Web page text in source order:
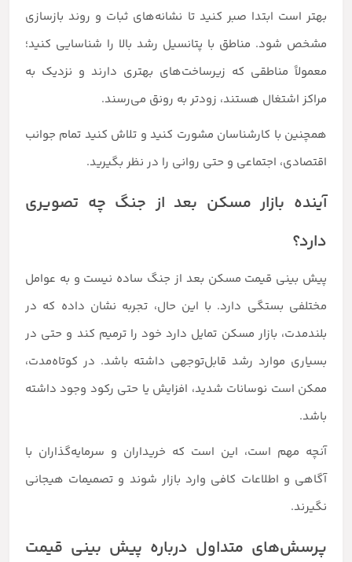
بهتر است ابتدا صبر کنید تا نشانه‌های ثبات و روند بازسازی
مشخص شود. مناطق با پتانسیل رشد بالا را شناسایی کنید؛
معمولاً مناطقی که زیرساخت‌های بهتری دارند و نزدیک به
مراکز اشتغال هستند، زودتر به رونق می‌رسند.
همچنین با کارشناسان مشورت کنید و تلاش کنید تمام جوانب
اقتصادی، اجتماعی و حتی روانی را در نظر بگیرید.
آینده بازار مسکن بعد از جنگ چه تصویری
دارد؟
پیش بینی قیمت مسکن بعد از جنگ ساده نیست و به عوامل
مختلفی بستگی دارد. با این حال، تجربه نشان داده که در
بلندمدت، بازار مسکن تمایل دارد خود را ترمیم کند و حتی در
بسیاری موارد رشد قابل‌توجهی داشته باشد. در کوتاه‌مدت،
ممکن است نوسانات شدید، افزایش یا حتی رکود وجود داشته
باشد.
آنچه مهم است، این است که خریداران و سرمایه‌گذاران با
آگاهی و اطلاعات کافی وارد بازار شوند و تصمیمات هیجانی
نگیرند.
پرسش‌های متداول درباره پیش بینی قیمت